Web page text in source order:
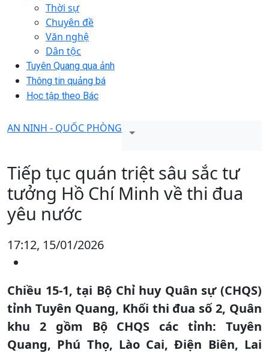
Thời sự
Chuyên đề
Văn nghệ
Dân tộc
Tuyên Quang qua ảnh
Thông tin quảng bá
Học tập theo Bác
AN NINH - QUỐC PHÒNG
Tiếp tục quán triệt sâu sắc tư
tưởng Hồ Chí Minh về thi đua
yêu nước
17:12, 15/01/2026
Chiều 15-1, tại Bộ Chỉ huy Quân sự (CHQS)
tỉnh Tuyên Quang, Khối thi đua số 2, Quân
khu 2 gồm Bộ CHQS các tỉnh: Tuyên
Quang, Phú Thọ, Lào Cai, Điện Biên, Lai